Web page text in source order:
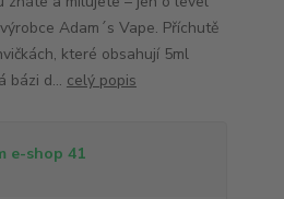
Adam´s Vape. Příchutě
které obsahují 5ml
bázi d... celý popis
e-shop 41